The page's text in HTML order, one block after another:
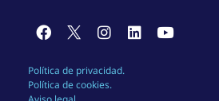
Política de privacidad.
Política de cookies.